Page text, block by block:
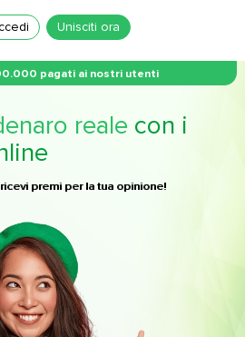
Unisciti ora
pagati ai nostri utenti
realecon i
premi per la tua opinione!